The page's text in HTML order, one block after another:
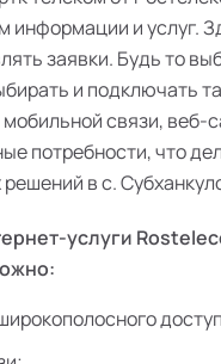
и услуг.
заявки. Будь то
и подключать
связи, веб-
потребности, что
в с.
услуги